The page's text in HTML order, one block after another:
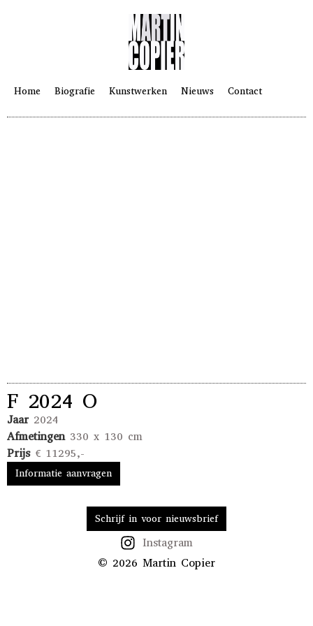
Home Biografie Kunstwerken Nieuws Contact
F 2024 O
Jaar 2024
Afmetingen 330 x 130 cm
Prijs € 11295,-
Informatie aanvragen
Schrijf in voor nieuwsbrief
Instagram
© 2026 Martin Copier